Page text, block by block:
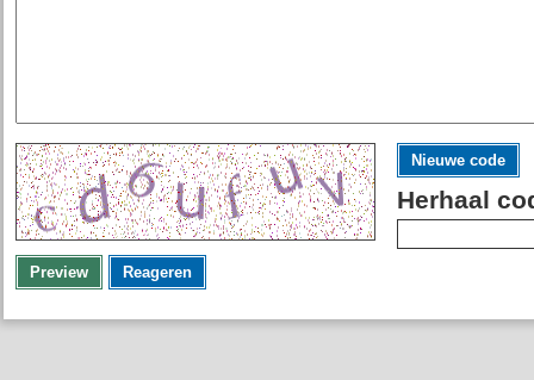
Nieuwe code
Herhaal
Preview Reageren